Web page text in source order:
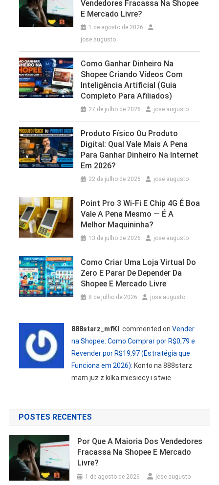
Vendedores Fracassa Na Shopee
E Mercado Livre?
1 de agosto de 2026
jose augusto
Como Ganhar Dinheiro Na
Shopee Criando Vídeos Com
Inteligência Artificial (Guia
Completo Para Afiliados)
27 de julho de 2026 jose augusto
Produto Físico Ou Produto
Digital: Qual Vale Mais A Pena
Para Ganhar Dinheiro Na Internet
Em 2026?
22 de julho de 2026 jose augusto
Point Pro 3 Wi‑Fi E Chip 4G É Boa
Vale A Pena Mesmo — É A
Melhor Maquininha?
13 de julho de 2026 jose augusto
Como Criar Uma Loja Virtual Do
Zero E Parar De Depender Da
Shopee E Mercado Livre
8 de julho de 2026 jose augusto
888starz_mfKl commented onVender
na Shopee: Como Comprar por R$0,79 e
Revender por R$19,97 (Estratégia que
Funciona em 2026): Konto na 888starz
mam juz z kilka miesiecy i stwie
POSTES RECENTES
Por Que A Maioria Dos Vendedores
Fracassa Na Shopee E Mercado
Livre?
1 de agosto de 2026 jose augusto